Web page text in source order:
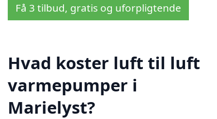
Få 3 tilbud, gratis og uforpligtende
Hvad koster luft til luft
varmepumper i
Marielyst?